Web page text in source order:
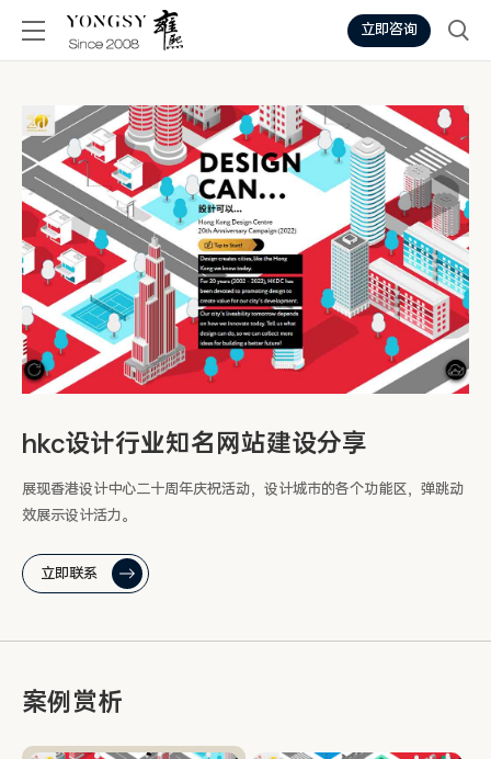
立即咨询
hkc设计行业知名网站建设分享
展现香港设计中心二十周年庆祝活动，设计城市的各个功能区，弹跳动
效展示设计活力。
立即联系
案例赏析